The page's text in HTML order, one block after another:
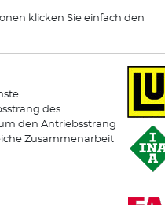
klicken Sie einfach den
des
den Antriebsstrang
Zusammenarbeit